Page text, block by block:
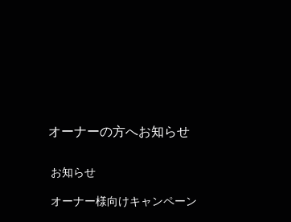
オーナーの方へお知らせ
お知らせ
オーナー様向けキャンペーン